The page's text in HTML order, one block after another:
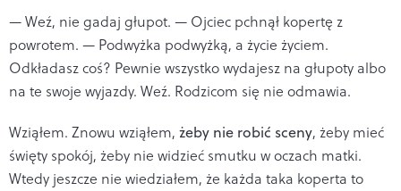
— Weź, nie gadaj głupot. — Ojciec pchnął kopertę z
powrotem. — Podwyżka podwyżką, a życie życiem.
Odkładasz coś? Pewnie wszystko wydajesz na głupoty albo
na te swoje wyjazdy. Weź. Rodzicom się nie odmawia.
Wziąłem. Znowu wziąłem, żeby nie robić sceny, żeby mieć
święty spokój, żeby nie widzieć smutku w oczach matki.
Wtedy jeszcze nie wiedziałem, że każda taka koperta to